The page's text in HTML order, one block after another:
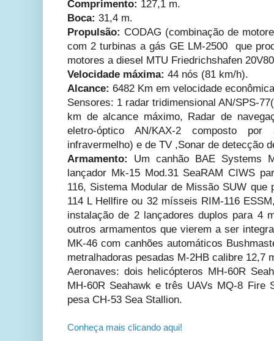
Comprimento: 127,1 m.
Boca: 31,4 m.
Propulsão: CODAG (combinação de
com 2 turbinas a gás GE LM-2500 que
motores a diesel MTU Friedrichshafen
Velocidade máxima: 44 nós (81 km/h).
Alcance: 6482 Km em velocidade econômica
Sensores: 1 radar tridimensional AN/SPS-
km de alcance máximo, Radar de
eletro-óptico AN/KAX-2 composto
infravermelho) e de TV ,Sonar de detecção
Armamento:
Um canhão BAE Systems
lançador Mk-15 Mod.31 SeaRAM CIWS
116, Sistema Modular de Missão SUW que
114 L Hellfire ou 32 mísseis RIM-116
instalação de 2 lançadores duplos para 4
outros armamentos que vierem a ser
MK-46 com canhões automáticos
metralhadoras pesadas M-2HB calibre 12,7
Aeronaves: dois helicópteros MH-60R
MH-60R Seahawk e três UAVs MQ-8 Fire
pesa CH-53 Sea Stallion.
Conheça mais clicando aqui!